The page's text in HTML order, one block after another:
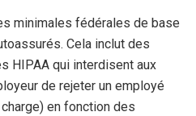
minimales fédérales de base
Cela inclut des
HIPAA qui interdisent aux
de rejeter un employé
en fonction des